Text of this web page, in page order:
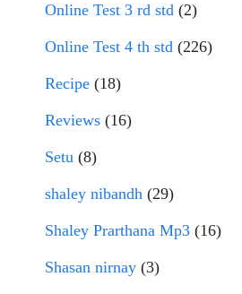
Online Test 3 rd std (2)
Online Test 4 th std (226)
Recipe (18)
Reviews (16)
Setu (8)
shaley nibandh (29)
Shaley Prarthana Mp3 (16)
Shasan nirnay (3)